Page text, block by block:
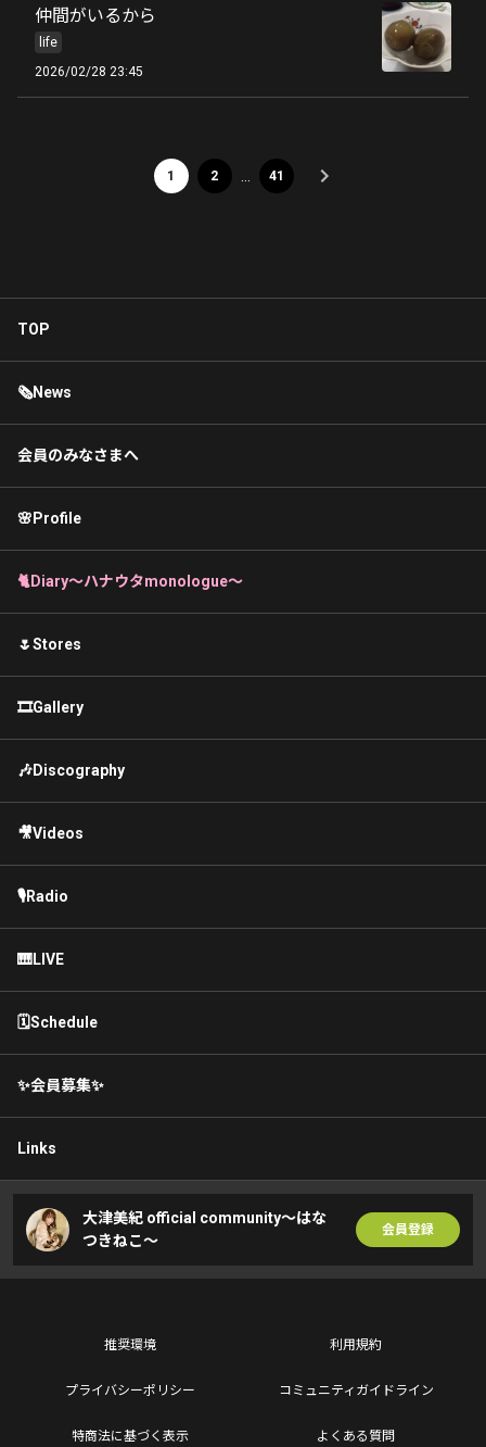
仲間がいるから
life
2026/02/28 23:45
1 2 41
TOP
🗞News
会員のみなさまへ
🌸Profile
🐈Diary〜ハナウタmonologue〜
🌷Stores
🎞Gallery
🎶Discography
🎥Videos
🎙Radio
🎹LIVE
🗓Schedule
✨会員募集✨
Links
大津美紀 official community〜はな
つきねこ〜
会員登録
推奨環境 利用規約
プライバシーポリシー コミュニティガイドライン
特商法に基づく表示 よくある質問